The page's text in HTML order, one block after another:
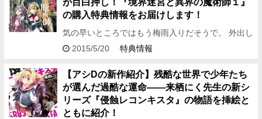
が目白押し！『境界迷宮と異界の魔術師１』
の購入特典情報をお届けします！
気の早いところではもう梅雨入りだそうで。 外出し
づらい時期ではありますが、そんなときこそ読書の
ーラッ…
2015/5/20 特典情報
【アシDの新作紹介】残酷な世界で少年たち
が選んだ過酷な運命――来栖にく先生の新シ
リーズ『侵蝕レコンキスタ』の物語を挿絵と
ともに紹介！